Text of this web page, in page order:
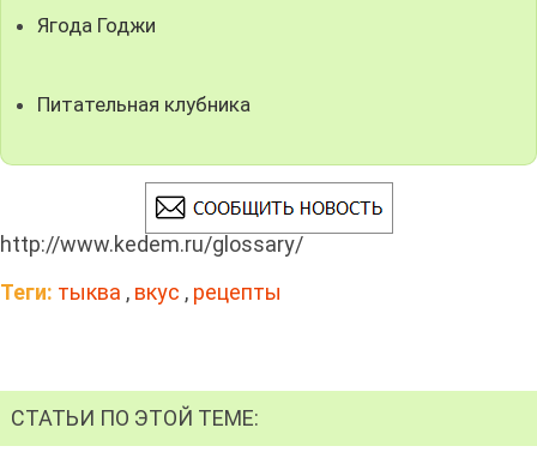
Ягода Годжи
Питательная клубника
http://www.kedem.ru/glossary/
Теги: тыква , вкус , рецепты
СТАТЬИ ПО ЭТОЙ ТЕМЕ: